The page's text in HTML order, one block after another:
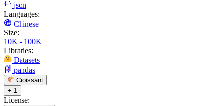
json
Languages:
Chinese
Size:
10K - 100K
Libraries:
Datasets
pandas
Croissant
+ 1
License: